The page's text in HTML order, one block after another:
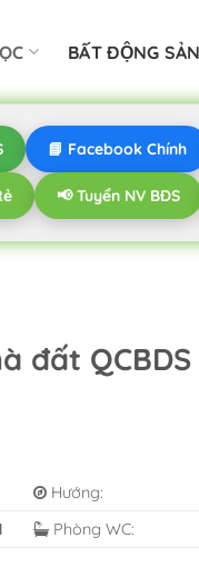
BẤT ĐỘNG
📘 Facebook Chính
📢 Tuyển NV BĐS
đất
Hướng:
Phòng WC: